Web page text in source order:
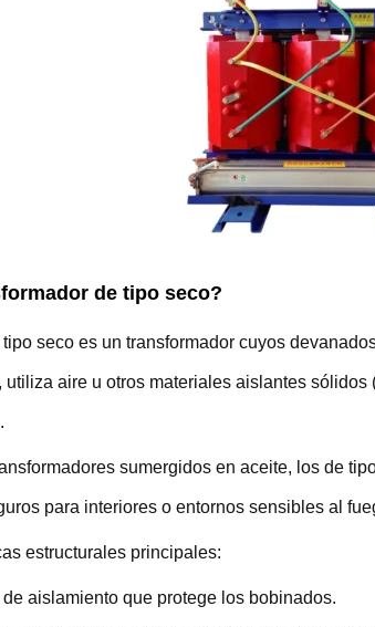
de tipo seco?
seco es un transformador cuyos
utiliza aire u otros materiales aislantes
sumergidos en aceite, los de
para interiores o entornos sensibles al
estructurales principales:
aislamiento que protege los bobinados.